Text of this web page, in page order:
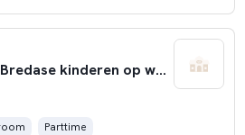
Vrijwillige coach die Bredase kinderen op weg helpt
Parttime